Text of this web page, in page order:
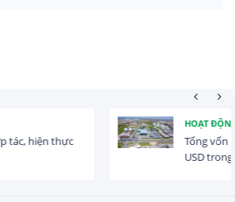
FDI đăng ký vào Việt Nam đạt gần 25 tỷ